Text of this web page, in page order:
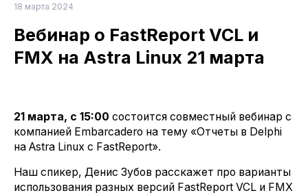
18 марта 2024
Вебинар о FastReport VCL и
FMX на Astra Linux 21 марта
21 марта, с 15:00 состоится совместный вебинар с
компанией Embarcadero на тему «Отчеты в Delphi
на Astra Linux c FastReport».
Наш спикер, Денис Зубов расскажет про варианты
использования разных версий FastReport VCL и FMX